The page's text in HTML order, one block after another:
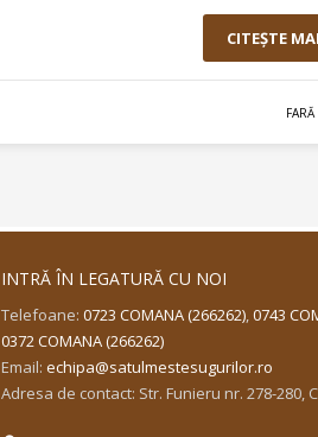
CITEŞTE
INTRĂ ÎN LEGATURĂ CU NOI
Telefoane: 0723 COMANA (266262),0743
0372 COMANA (266262)
Email: echipa@satulmestesugurilor.ro
Adresa de contact: Str. Funieru nr. 278-280,